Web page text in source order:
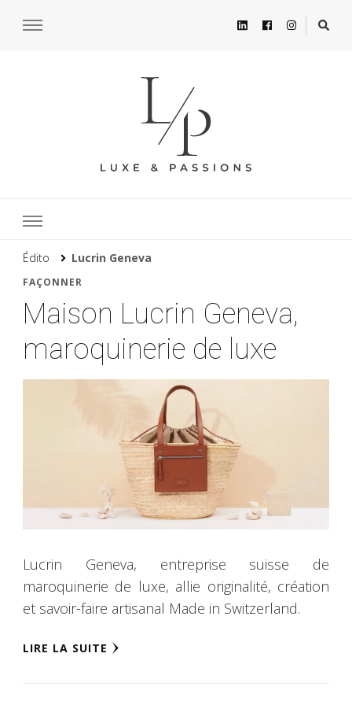
Édito Lucrin Geneva
FAÇONNER
Maison Lucrin Geneva,
maroquinerie de luxe
Lucrin Geneva, entreprise suisse de
maroquinerie de luxe, allie originalité, création
et savoir-faire artisanal Made in Switzerland.
LIRE LA SUITE